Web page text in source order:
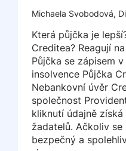
Michaela Svobodová,
Která půjčka je
Creditea? Reagují
Půjčka se zápisem
insolvence Půjčka
Nebankovní úvěr
společnost
kliknutí údajně
žadatelů. Ačkoliv
bezpečný a